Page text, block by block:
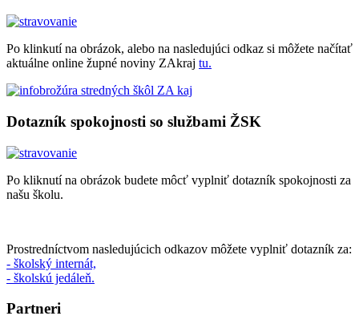
Po klinkutí na obrázok, alebo na nasledujúci odkaz si môžete načítať
aktuálne online župné noviny ZAkraj tu.
Dotazník spokojnosti so službami ŽSK
Po kliknutí na obrázok budete môcť vyplniť dotazník spokojnosti za
našu školu.
Prostredníctvom nasledujúcich odkazov môžete vyplniť dotazník za:
- školský internát,
- školskú jedáleň.
Partneri